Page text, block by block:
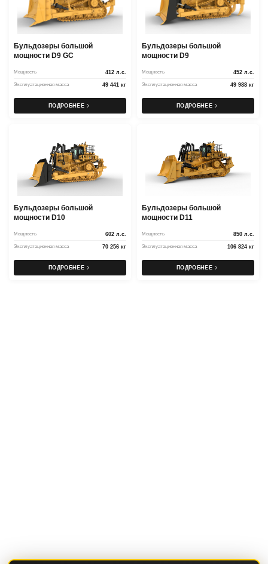
Бульдозеры большой
мощности D9 GC
Мощность 412 л.с.
Эксплуатационная масса 49 441 кг
ПОДРОБНЕЕ
Бульдозеры большой
мощности D9
Мощность 452 л.с.
Эксплуатационная масса 49 988 кг
ПОДРОБНЕЕ
Бульдозеры большой
мощности D10
Мощность 602 л.с.
Эксплуатационная масса 70 256 кг
ПОДРОБНЕЕ
Бульдозеры большой
мощности D11
Мощность 850 л.с.
Эксплуатационная масса 106 824 кг
ПОДРОБНЕЕ